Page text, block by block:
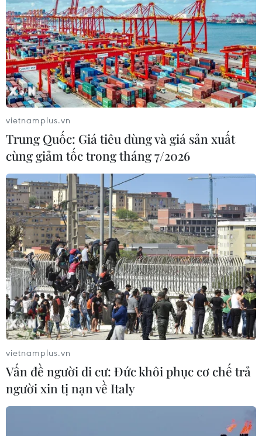
vietnamplus.vn
Trung Quốc: Giá tiêu dùng và giá sản xuất
cùng giảm tốc trong tháng 7/2026
vietnamplus.vn
Vấn đề người di cư: Đức khôi phục cơ chế trả
người xin tị nạn về Italy